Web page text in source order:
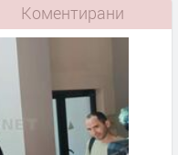
Коментирани